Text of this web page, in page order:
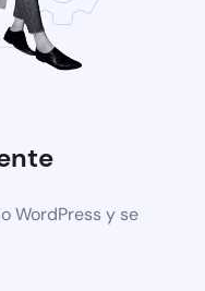
WordPress y se